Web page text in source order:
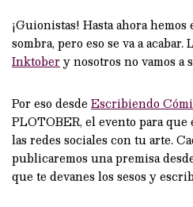
¡Guionistas! Hasta ahora
sombra, pero eso se va a
Inktobery nosotros no vamos a
Por eso desde Escribiendo
PLOTOBER, el evento para
las redes sociales con tu arte.
publicaremos una premisa
que te devanes los sesos y